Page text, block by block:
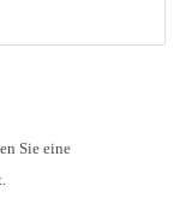
Sie eine